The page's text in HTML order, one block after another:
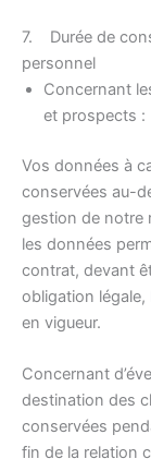
7. Durée de
personnel
Concernant
et prospects :
Vos données à
conservées au-
gestion de notre
les données
contrat, devant
obligation légale,
en vigueur.
Concernant
destination des
conservées
fin de la relation